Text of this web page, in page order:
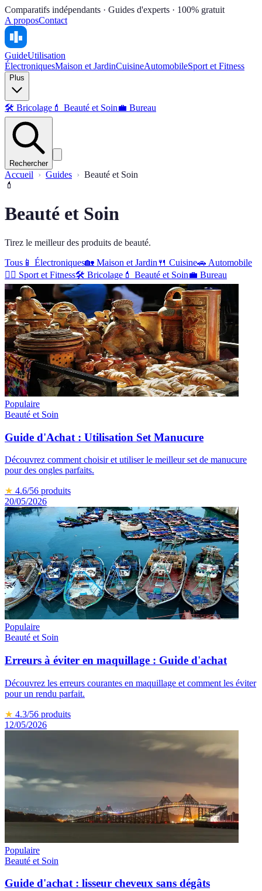
Comparatifs indépendants · Guides d'experts · 100% gratuit
A proposContact
GuideUtilisation
ÉlectroniquesMaison et JardinCuisineAutomobileSport et Fitness
Plus
🛠️ Bricolage 💄 Beauté et Soin💼 Bureau
Rechercher
Accueil Guides
Beauté et Soin
💄
Beauté et Soin
Tirez le meilleur des produits de beauté.
Tous 📱 Électroniques🏡 Maison et Jardin 🍴 Cuisine🚗 Automobile
🏋️‍♂️ Sport et Fitness🛠️ Bricolage 💄 Beauté et Soin💼 Bureau
Populaire
Beauté et Soin
Guide d'Achat : Utilisation Set Manucure
Découvrez comment choisir et utiliser le meilleur set de manucure
pour des ongles parfaits.
★ 4.6/56 produits
20/05/2026
Populaire
Beauté et Soin
Erreurs à éviter en maquillage : Guide d'achat
Découvrez les erreurs courantes en maquillage et comment les éviter
pour un rendu parfait.
★ 4.3/56 produits
12/05/2026
Populaire
Beauté et Soin
Guide d'achat : lisseur cheveux sans dégâts